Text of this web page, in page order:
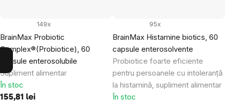
BrainMax Probiotic
Complex®(Probiotice), 60
capsule enterosolubile
Supliment alimentar
149x
În stoc
155,81 lei
BrainMax Histamine biotics, 60
capsule enterosolvente
Probiotice foarte eficiente
pentru persoanele cu intoleranță
la histamină, supliment alimentar
95x
În stoc